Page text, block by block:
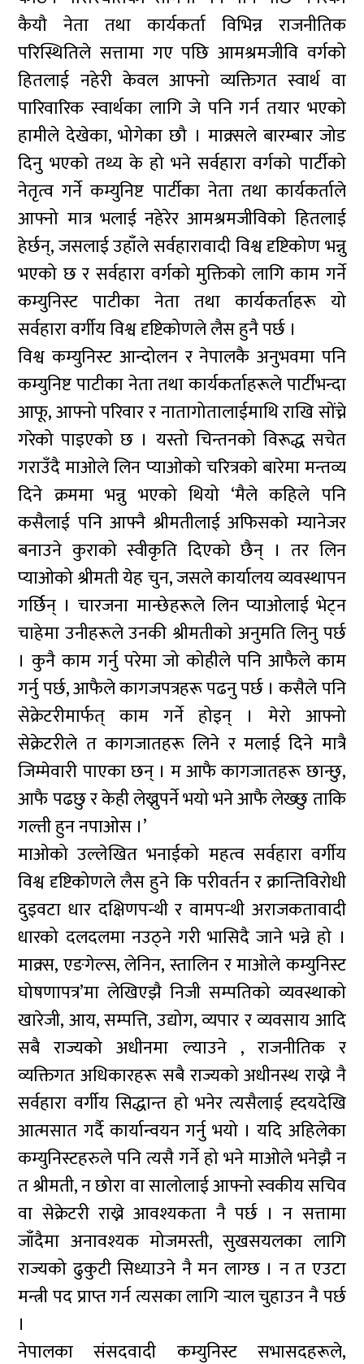
कैयौ नेता तथा कार्यकर्ता विभिन्न राजनीतिक
परिस्थितिले सत्तामा गए पछि आमश्रमजीवि वर्गको
हितलाई नहेरी केवल आफ्नो व्यक्तिगत स्वार्थ वा
पारिवारिक स्वार्थका लागि जे पनि गर्न तयार भएको
हामीले देखेका, भोगेका छौ । माक्र्सले बारम्बार जोड
दिनु भएको तथ्य के हो भने सर्वहारा वर्गको पार्टीको
नेतृत्व गर्ने कम्युनिष्ट पार्टीका नेता तथा कार्यकर्ताले
आफ्नो मात्र भलाई नहेरेर आमश्रमजीविको हितलाई
हेर्छन्, जसलाई उहाँले सर्वहारावादी विश्व दृष्टिकोण भन्नु
भएको छ र सर्वहारा वर्गको मुक्तिको लागि काम गर्ने
कम्युनिस्ट पाटीका नेता तथा कार्यकर्ताहरू यो
सर्वहारा वर्गीय विश्व दृष्टिकोणले लैस हुनै पर्छ ।
विश्व कम्युनिस्ट आन्दोलन र नेपालकै अनुभवमा पनि
कम्युनिष्ट पाटीका नेता तथा कार्यकर्ताहरूले पार्टीभन्दा
आफू, आफ्नो परिवार र नातागोतालाईमाथि राखि सोंच्ने
गरेको पाइएको छ । यस्तो चिन्तनको विरूद्ध सचेत
गराउँदै माओले लिन प्याओको चरित्रको बारेमा मन्तव्य
दिने क्रममा भन्नु भएको थियो ‘मैले कहिले पनि
कसैलाई पनि आफ्नै श्रीमतीलाई अफिसको म्यानेजर
बनाउने कुराको स्वीकृति दिएको छैन् । तर लिन
प्याओको श्रीमती येह चुन, जसले कार्यालय व्यवस्थापन
गर्छिन् । चारजना मान्छेहरूले लिन प्याओलाई भेट्न
चाहेमा उनीहरूले उनकी श्रीमतीको अनुमति लिनु पर्छ
। कुनै काम गर्नु परेमा जो कोहीले पनि आफैले काम
गर्नु पर्छ, आफैले कागजपत्रहरू पढनु पर्छ । कसैले पनि
सेक्रेटरीमार्फत् काम गर्ने होइन् । मेरो आफ्नो
सेक्रेटरीले त कागजातहरू लिने र मलाई दिने मात्रै
जिम्मेवारी पाएका छन् । म आफै कागजातहरू छान्छु,
आफै पढछु र केही लेख्नुपर्ने भयो भने आफै लेख्छु ताकि
गल्ती हुन नपाओस ।’
माओको उल्लेखित भनाईको महत्व सर्वहारा वर्गीय
विश्व दृष्टिकोणले लैस हुने कि परीवर्तन र क्रान्तिविरोधी
दुइवटा धार दक्षिणपन्थी र वामपन्थी अराजकतावादी
धारको दलदलमा नउठ्ने गरी भासिदै जाने भन्ने हो ।
माक्र्स, एङगेल्स, लेनिन, स्तालिन र माओले कम्युनिस्ट
घोषणापत्र’मा लेखिएझै निजी सम्पतिको व्यवस्थाको
खारेजी, आय, सम्पत्ति, उद्योग, व्यपार र व्यवसाय आदि
सबै राज्यको अधीनमा ल्याउने , राजनीतिक र
व्यक्तिगत अधिकारहरू सबै राज्यको अधीनस्थ राख्ने नै
सर्वहारा वर्गीय सिद्धान्त हो भनेर त्यसैलाई ह्दयदेखि
आत्मसात गर्दै कार्यान्वयन गर्नु भयो । यदि अहिलेका
कम्युनिस्टहरुले पनि त्यसै गर्ने हो भने माओले भनेझै न
त श्रीमती, न छोरा वा सालोलाई आफ्नो स्वकीय सचिव
वा सेक्रेटरी राख्ने आवश्यकता नै पर्छ । न सत्तामा
जाँदैमा अनावश्यक मोजमस्ती, सुखसयलका लागि
राज्यको ढुकुटी सिध्याउने नै मन लाग्छ । न त एउटा
मन्त्री पद प्राप्त गर्न त्यसका लागि र्‍याल चुहाउन नै पर्छ
।
नेपालका संसदवादी कम्युनिस्ट सभासदहरूले,